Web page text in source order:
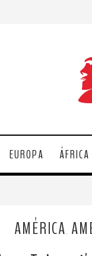
EUROPA ÁFRICA
AMÉRICA